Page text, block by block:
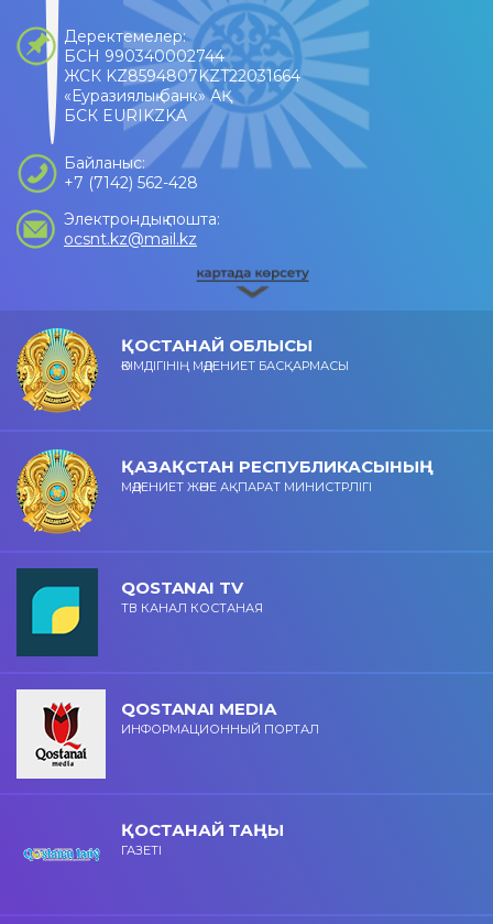
Деректемелер:
БСН 990340002744
ЖСК KZ8594807KZT22031664
«Еуразиялық банк» АҚ
БСК EURIKZKA
Байланыс:
+7 (7142) 562-428
Электрондық пошта:
ocsnt.kz@mail.kz
ҚОСТАНАЙ ОБЛЫСЫ
ӘКІМДІГІНІҢ МӘДЕНИЕТ БАСҚАРМАСЫ
ҚАЗАҚСТАН РЕСПУБЛИКАСЫНЫҢ
МӘДЕНИЕТ ЖӘНЕ АҚПАРАТ МИНИСТРЛІГІ
QOSTANAI TV
ТВ КАНАЛ КОСТАНАЯ
QOSTANAI MEDIA
ИНФОРМАЦИОННЫЙ ПОРТАЛ
ҚОСТАНАЙ ТАҢЫ
ГАЗЕТІ